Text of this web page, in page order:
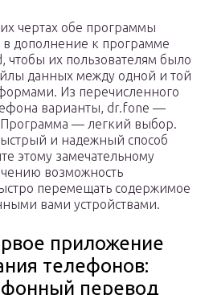
чертах обе программы
дополнение к программе
чтобы их пользователям было
данных между одной и той
Из перечисленного
варианты, dr.fone —
— легкий выбор.
и надежный способ
этому замечательному
возможность
перемещать содержимое
вами устройствами.
приложение
телефонов:
перевод